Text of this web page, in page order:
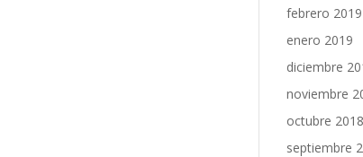
febrero 2019
enero 2019
diciembre
noviembre
octubre 2018
septiembre